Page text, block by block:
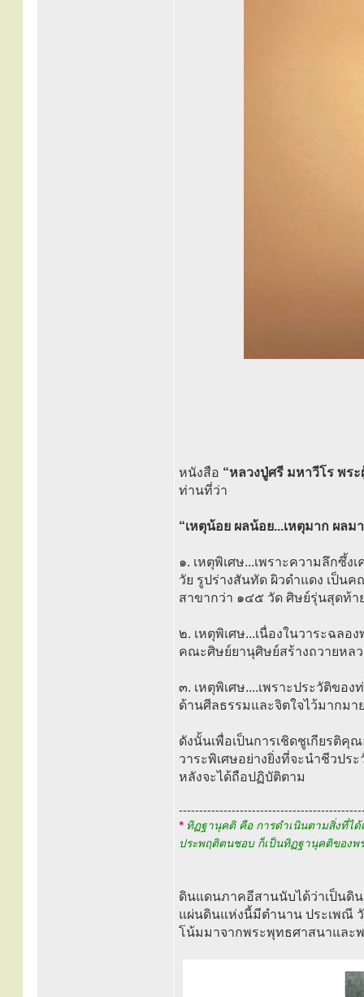
หนังสือ “หลวงปู่ศรี มหาวีโร พร
ท่านที่ว่า
“เหตุน้อย ผลน้อย...เหตุมาก ผลม
๑. เหตุพิเศษ...เพราะความลึกซึ้ง
วัย รูปร่างสันทัด ผิวดำแดง เป็น
สาขากว่า ๑๔๕ วัด ศิษย์รุ่นสุดท้
๒. เหตุพิเศษ...เนื่องในวาระฉลอ
คณะศิษย์ยานุศิษย์สร้างถวายหล
๓. เหตุพิเศษ....เพราะประวัติขอ
ด้านศีลธรรมและจิตใจไว้มากมา
ดังนั้นเพื่อเป็นการเชิดชูเกียรติคุ
วาระพิเศษอย่างยิ่งที่จะนำชีวป
หลังจะได้ถือปฏิบัติตาม
* ทิฏฐานุคติ คือ การดำเนินตามสิ่งที่ไ
ประพฤติตนชอบ ก็เป็นทิฏฐานุคติของพ
ดินแดนภาคอีสานนับได้ว่าเป็นดิ
แผ่นดินแห่งนี้มีตำนาน ประเพณี
โน้มมาจากพระพุทธศาสนาและ